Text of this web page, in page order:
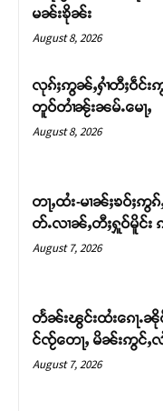
တႃႇႁႂ်ႈသဵင်ၵၢင်
ဝ်ႇၽူႈ
မၼ်းၶိုၼ်း
August 8, 2026
လုၵ်ႈဢွၼ်ႇႁၢႆတီႈဝဵင်း
တူဝ်တၢႆၼႂ်းၼမ်ႉမေႃႇ
August 8, 2026
တႃႇထႆး-မၢၼ်ႈၶဝ်ႈဢွ
တ်ႉလၢၼ်ႇတီႈႁူဝ်မိူင်း
August 7, 2026
တႅၼ်းၽွင်းထႆးၵေႃႉၼို
င်ၸႂ်တေႃႇ မိၼ်းဢွင်ႇ
August 7, 2026